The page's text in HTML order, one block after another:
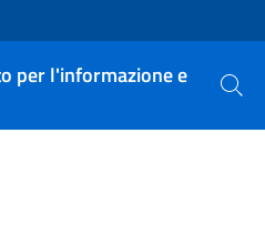
per l'informazione e
Cerca